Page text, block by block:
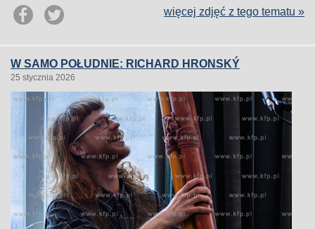
więcej zdjęć z tego tematu »
W SAMO POŁUDNIE: RICHARD HRONSKÝ
25 stycznia 2026